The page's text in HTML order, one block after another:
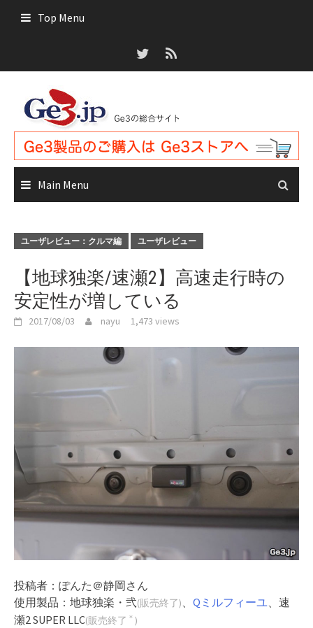
Top Menu
Main Menu
ユーザレビュー：クルマ編 ユーザレビュー
【地球独楽/速瀬2】高速走行時の
安定性が増している
2017/08/03 nayu 1,473 views
投稿者：ぽんた＠静岡さん
使用製品：地球独楽・弐(販売終了)、 Qミルフィーユ、速
瀬2 SUPER LLC(販売終了 ＊ )